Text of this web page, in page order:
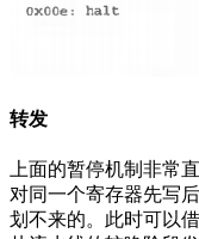
转发
上面的暂停机制非常
对同一个寄存器先写
划不来的。此时可以